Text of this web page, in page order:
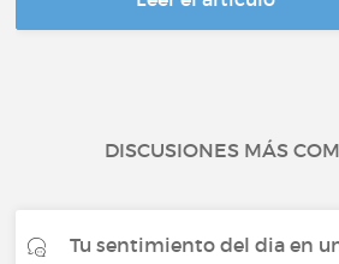
DISCUSIONES MÁS
Tu sentimiento del dia en